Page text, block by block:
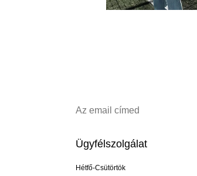
Ügyfélszolgálat
Hétfő-Csütörtök